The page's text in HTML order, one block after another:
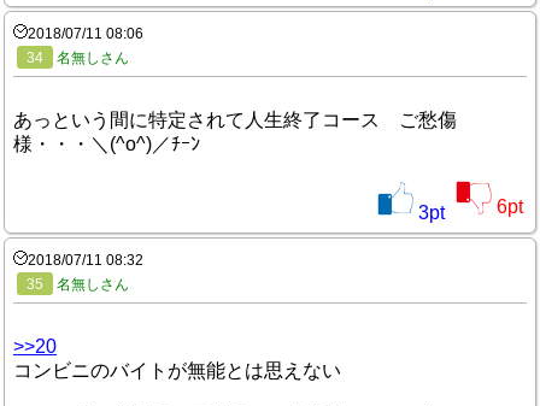
2018/07/11 08:06
34
名無しさん
あっという間に特定されて人生終了コース ご愁傷
様・・・＼(^o^)／ﾁｰﾝ
3pt 6pt
2018/07/11 08:32
35
名無しさん
>>20
コンビニのバイトが無能とは思えない